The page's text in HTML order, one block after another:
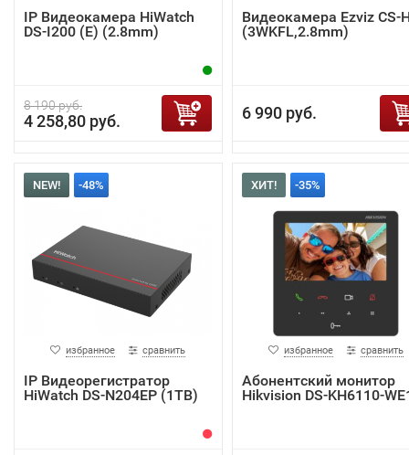
IP Видеокамера HiWatch
DS-I200 (E) (2.8mm)
8 190 руб.
4 258,80 руб.
Видеокамера Ezviz CS-
(3WKFL,2.8mm)
6 990 руб.
NEW! -48%
избранное сравнить
IP Видеорегистратор
HiWatch DS-N204EP (1TB)
ХИТ! -35%
избранное сравнить
Абонентский монитор
Hikvision DS-KH6110-